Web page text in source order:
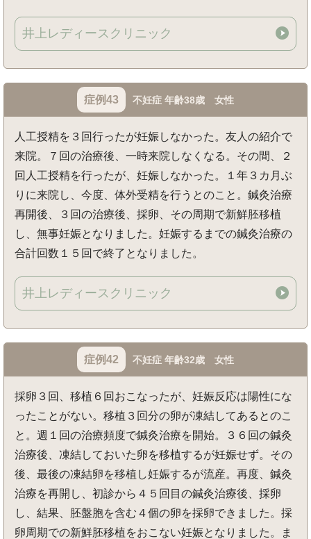
井上レディースクリニック
症例43 不妊症 年齢38歳 女性
人工授精を３回行ったが妊娠しなかった。友人の紹介で
来院。７回の治療後、一時来院しなくなる。その間、２
回人工授精を行ったが、妊娠しなかった。１年３カ月ぶ
りに来院し、今度、体外受精を行うとのこと。鍼灸治療
再開後、３回の治療後、採卵、その周期で新鮮胚移植
し、無事妊娠となりました。妊娠するまでの鍼灸治療の
合計回数１５回で終了となりました。
井上レディースクリニック
症例42 不妊症 年齢32歳 女性
採卵３回、移植６回おこなったが、妊娠反応は陽性にな
ったことがない。移植３回分の卵が凍結してあるとのこ
と。週１回の治療頻度で鍼灸治療を開始。３６回の鍼灸
治療後、凍結しておいた卵を移植するが妊娠せず。その
後、最後の凍結卵を移植し妊娠するが流産。再度、鍼灸
治療を再開し、初診から４５回目の鍼灸治療後、採卵
し、結果、胚盤胞を含む４個の卵を採卵できました。採
卵周期での新鮮胚移植をおこない妊娠となりました。ま